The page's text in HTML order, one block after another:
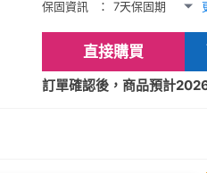
保固資訊 7天保固期
直接購買
訂單確認後，商品預計